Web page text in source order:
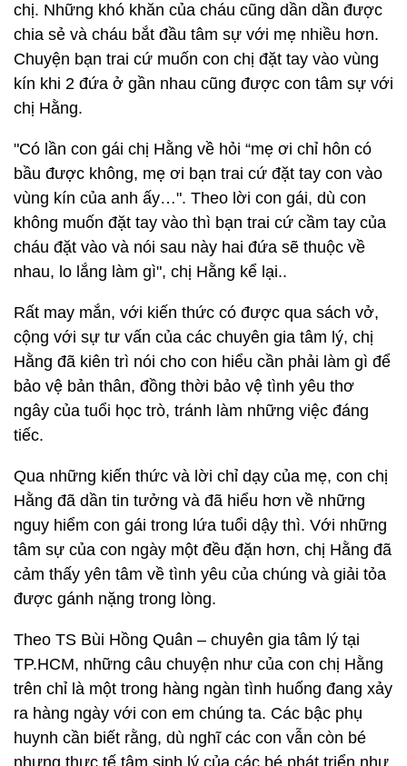
chị. Những khó khăn của cháu cũng dần dần được
chia sẻ và cháu bắt đầu tâm sự với mẹ nhiều hơn.
Chuyện bạn trai cứ muốn con chị đặt tay vào vùng
kín khi 2 đứa ở gần nhau cũng được con tâm sự với
chị Hằng.
"Có lần con gái chị Hằng về hỏi “mẹ ơi chỉ hôn có
bầu được không, mẹ ơi bạn trai cứ đặt tay con vào
vùng kín của anh ấy…". Theo lời con gái, dù con
không muốn đặt tay vào thì bạn trai cứ cầm tay của
cháu đặt vào và nói sau này hai đứa sẽ thuộc về
nhau, lo lắng làm gì", chị Hằng kể lại..
Rất may mắn, với kiến thức có được qua sách vở,
cộng với sự tư vấn của các chuyên gia tâm lý, chị
Hằng đã kiên trì nói cho con hiểu cần phải làm gì để
bảo vệ bản thân, đồng thời bảo vệ tình yêu thơ
ngây của tuổi học trò, tránh làm những việc đáng
tiếc.
Qua những kiến thức và lời chỉ dạy của mẹ, con chị
Hằng đã dần tin tưởng và đã hiểu hơn về những
nguy hiểm con gái trong lứa tuổi dậy thì. Với những
tâm sự của con ngày một đều đặn hơn, chị Hằng đã
cảm thấy yên tâm về tình yêu của chúng và giải tỏa
được gánh nặng trong lòng.
Theo TS Bùi Hồng Quân – chuyên gia tâm lý tại
TP.HCM, những câu chuyện như của con chị Hằng
trên chỉ là một trong hàng ngàn tình huống đang xảy
ra hàng ngày với con em chúng ta. Các bậc phụ
huynh cần biết rằng, dù nghĩ các con vẫn còn bé
nhưng thực tế tâm sinh lý của các bé phát triển như